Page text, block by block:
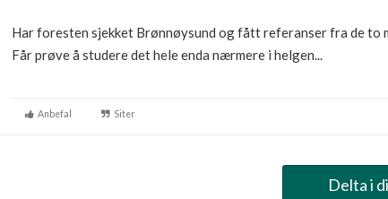
Har foresten sjekket Brønnøysund og fått referanser fra de to
Får prøve å studere det hele enda nærmere i helgen...
Anbefal Siter
Delta i